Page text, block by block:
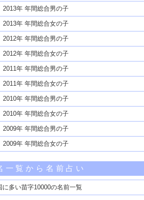
2013年 年間総合男の子
2013年 年間総合女の子
2012年 年間総合男の子
2012年 年間総合女の子
2011年 年間総合男の子
2011年 年間総合女の子
2010年 年間総合男の子
2010年 年間総合女の子
2009年 年間総合男の子
2009年 年間総合女の子
一覧から名前占い
に多い苗字10000の名前一覧